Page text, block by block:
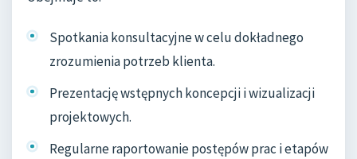
Spotkania konsultacyjne w celu dokładnego
zrozumienia potrzeb klienta.
Prezentację wstępnych koncepcji i wizualizacji
projektowych.
Regularne raportowanie postępów prac i etapów